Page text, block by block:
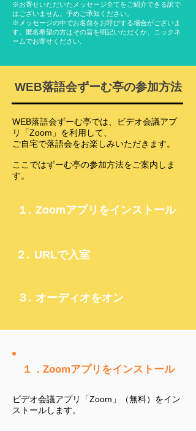
※お寄せいただいたメッセージ全てをご紹介できる訳で
はございません。予めご承知ください。
​※メッセージの中でお名前をお呼びする場合がございま
す。匿名希望の方はその旨を明記いただくか、ニックネ
ームでお寄せください.
WEB落語会ずーむ亭の参加方法
WEB落語会ずーむ亭では、ビデオ会議アプ
リ「Zoom」を利用して、
ご自宅で落語会をお楽しみいただきます。
​ここではずーむ亭の参加方法をご案内しま
す。
Zoomアプリを​インストール
１.
​URLで入室
２.
オーディオをオン
３.
１．Zoomアプリをインストール
ビデオ会議アプリ「Zoom」（無料）をイン
ストールします。​